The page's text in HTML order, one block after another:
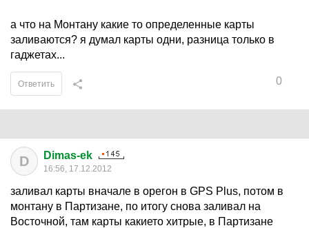
а что на Монтану какие то определенные карты
заливаются? я думал карты одни, разница только в
гаджетах...
0
Ответить
D Dimas-ek
16:56, 17.12.2012
заливал карты вначале в орегон в GPS Plus, потом в
монтану в Партизане, по итогу снова заливал на
Восточной, там карты какието хитрые, в Партизане